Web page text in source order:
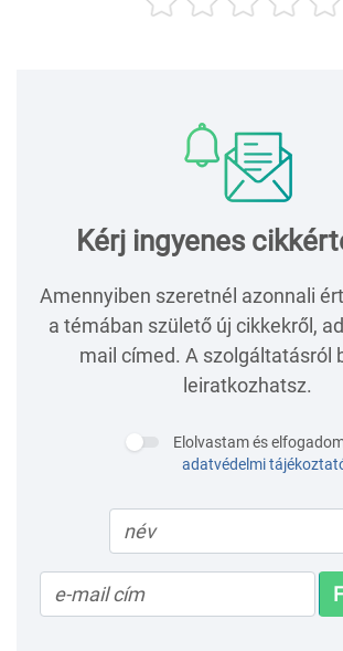
Kérj ingyenes
Amennyiben szeretnél azonnali
a témában születő új cikkekről,
mail címed. A szolgáltatásról
leiratkozhatsz.
Elolvastam és
adatvédelmi